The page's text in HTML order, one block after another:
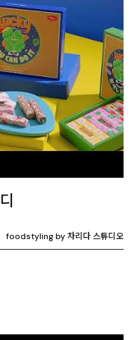
foodstyling by 차리다 스튜디오